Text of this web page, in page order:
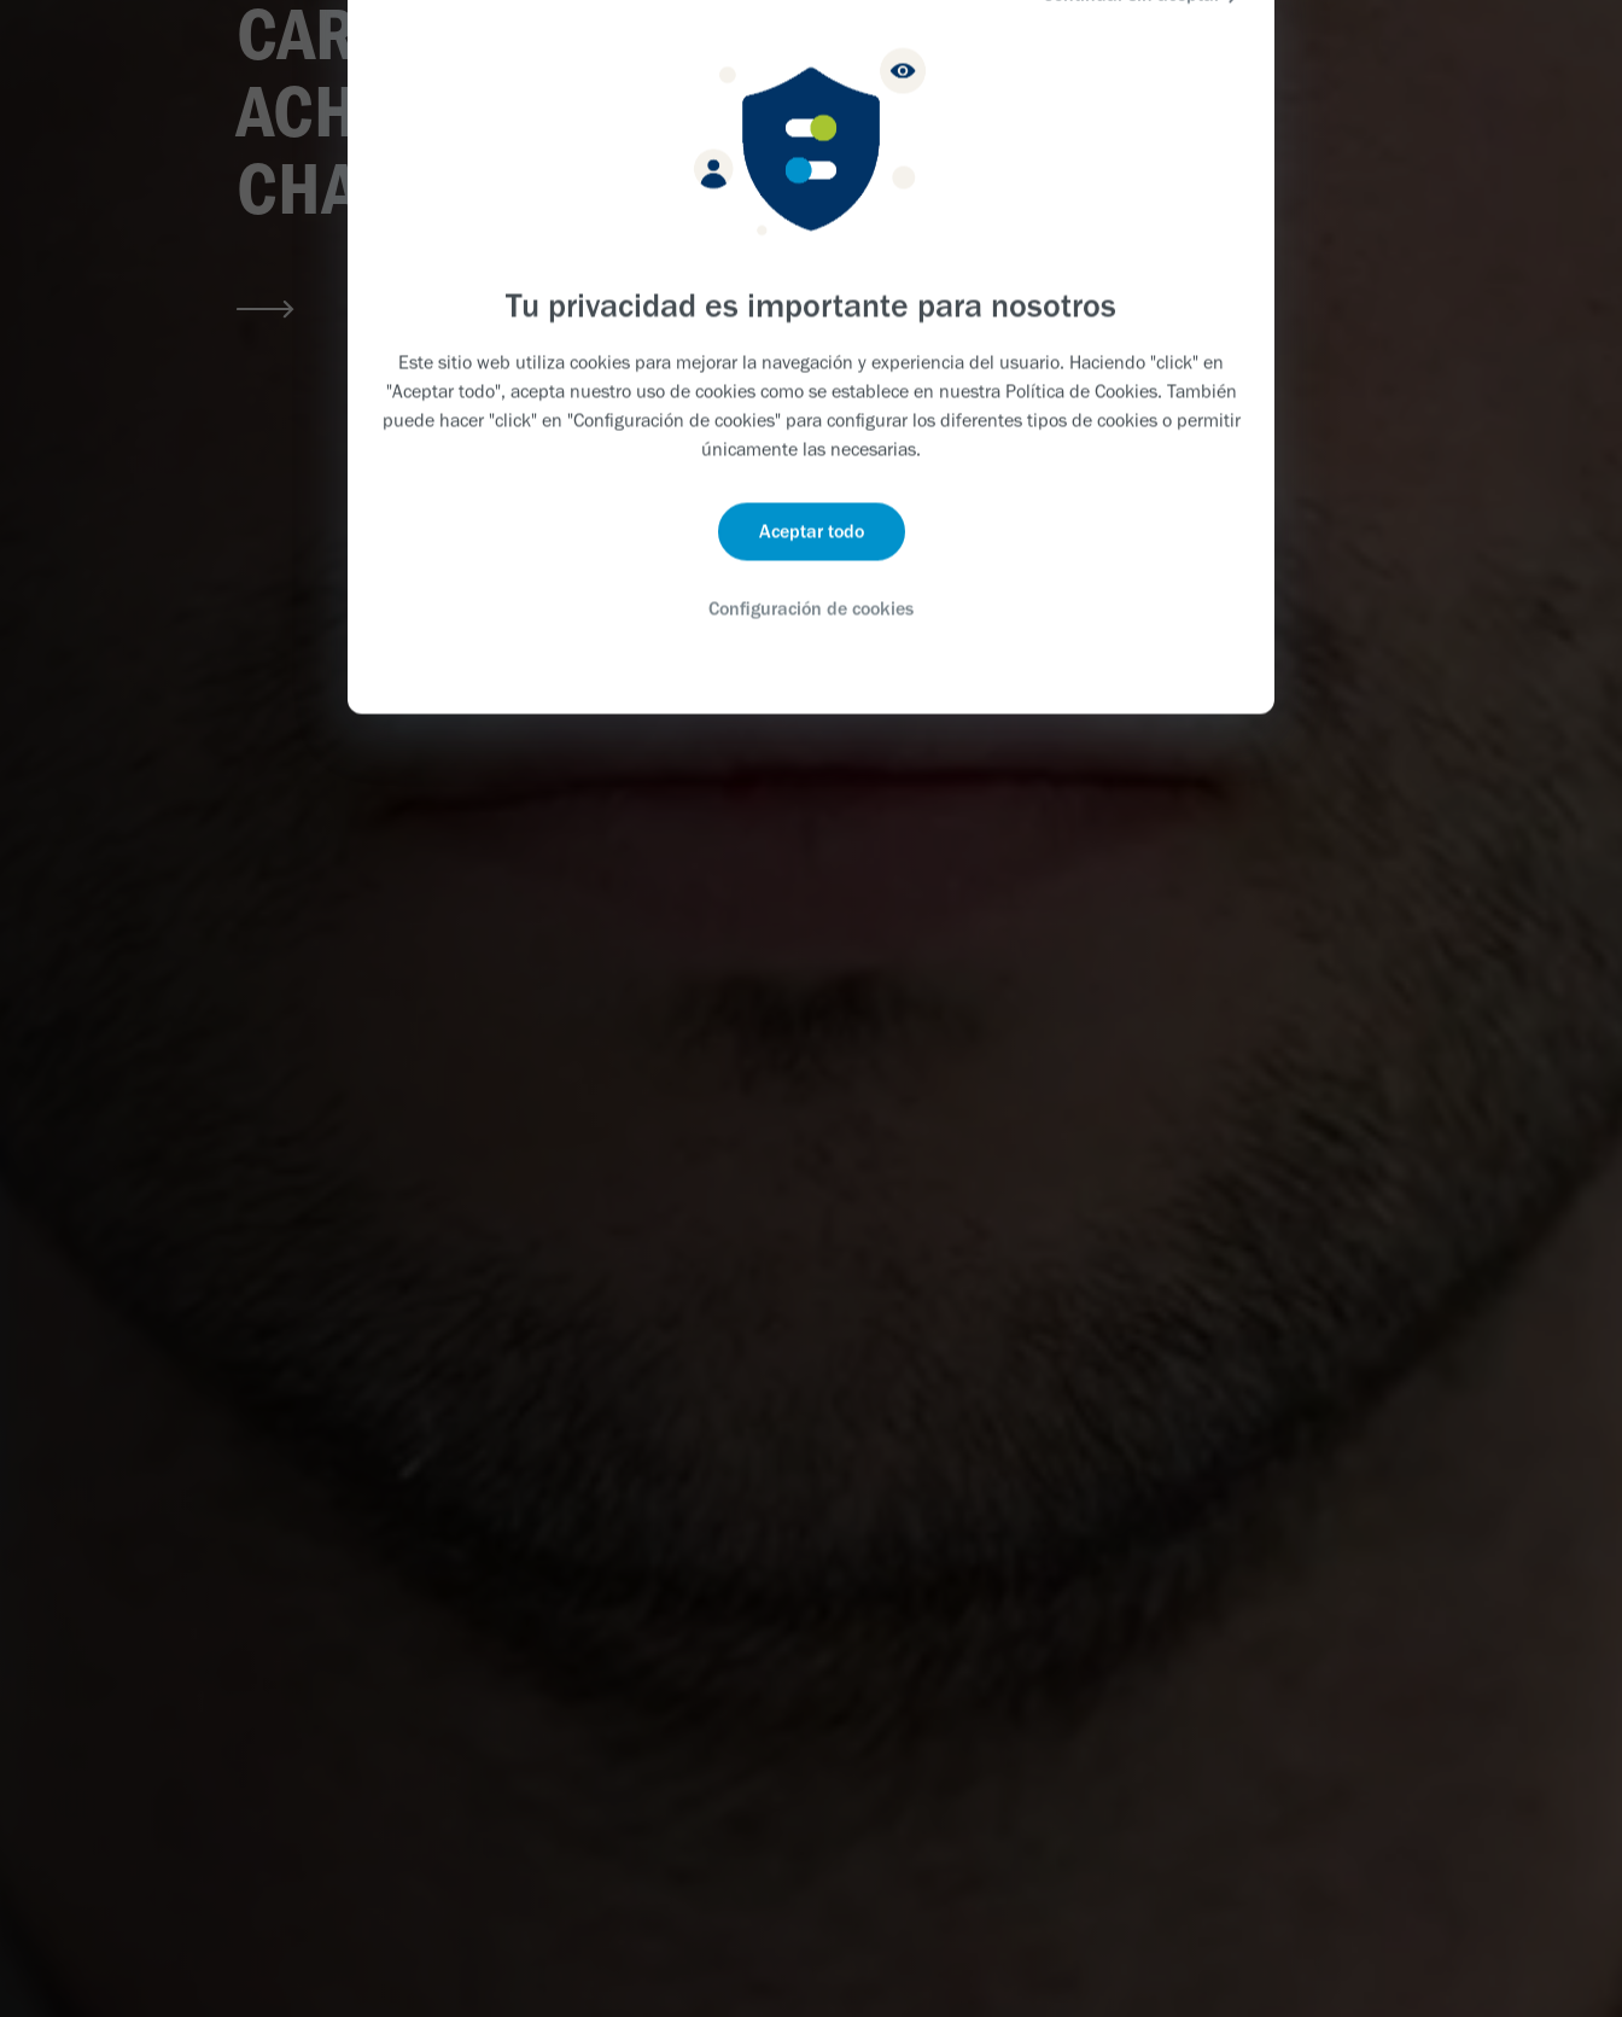
Tu privacidad es importante para nosotros
Este sitio web utiliza cookies para mejorar la navegación y experiencia del usuario. Haciendo "click" en
"Aceptar todo", acepta nuestro uso de cookies como se establece en nuestra Política de Cookies. También
puede hacer "click" en "Configuración de cookies" para configurar los diferentes tipos de cookies o permitir
únicamente las necesarias.
Aceptar todo
Configuración de cookies
CARING DEEPLY.
ACHIEVING EXCELLENCE.
CHANGING LIVES.